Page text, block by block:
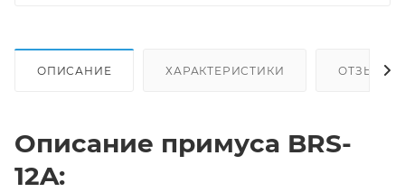
ОПИСАНИЕ ХАРАКТЕРИСТИКИ ОТЗЫВЫ
Описание примуса BRS-
12A: